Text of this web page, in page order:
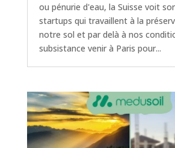
ou pénurie d'eau, la Suisse voit
startups qui travaillent à la
notre sol et par delà à nos
subsistance venir à Paris pour...